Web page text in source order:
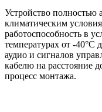
Устройство полностью
климатическим
работоспособность в
температурах от -40°C
аудио и сигналов
кабелю на расстояние
процесс монтажа.